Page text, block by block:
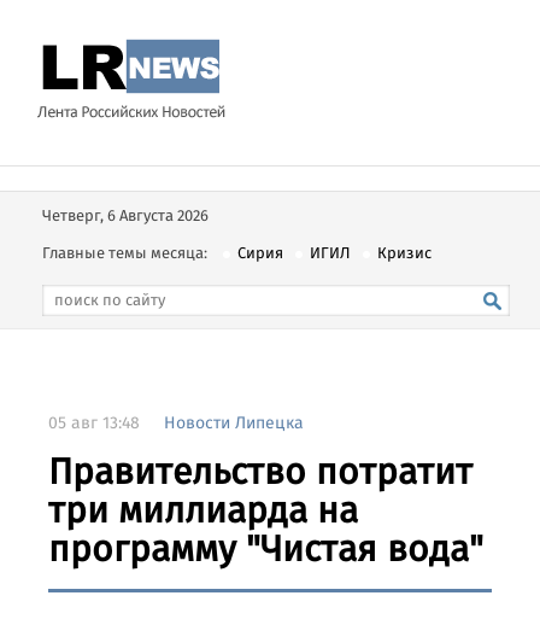
Четверг, 6 Августа 2026
Главные темы месяца:
Сирия ИГИЛ Кризис
05 авг 13:48 Новости Липецка
Правительство потратит
три миллиарда на
программу "Чистая вода"